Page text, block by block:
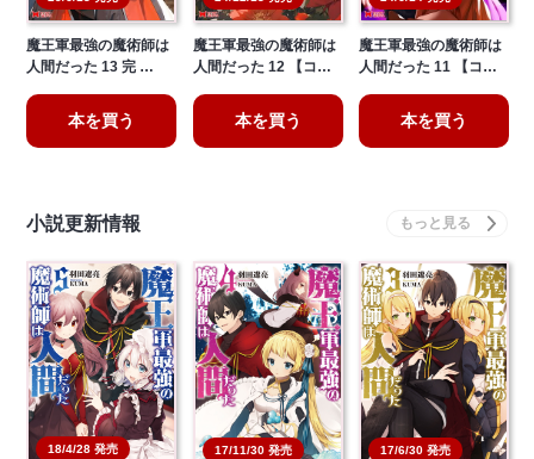
魔王軍最強の魔術師は
人間だった 13 完 …
本を買う
魔王軍最強の魔術師は
人間だった 12 【コ…
本を買う
魔王軍最強の魔術師は
人間だった 11 【コ…
本を買う
小説更新情報
18/4/28 発売 17/11/30 発売 17/6/30 発売